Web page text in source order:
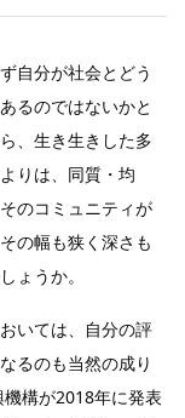
自分が社会とどう
るのではないかと
、生き生きした多
りは、同質・均
のコミュニティが
の幅も狭く深さも
ょうか。
いては、自分の評
るのも当然の成り
構が2018年に発表